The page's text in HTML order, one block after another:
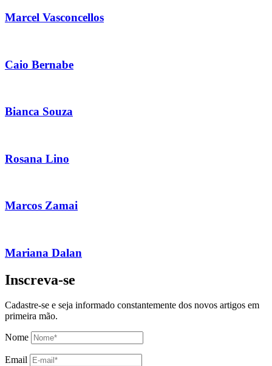
Marcel Vasconcellos
Caio Bernabe
Bianca Souza
Rosana Lino
Marcos Zamai
Mariana Dalan
Inscreva-se
Cadastre-se e seja informado constantemente dos novos artigos em
primeira mão.
Nome
Email